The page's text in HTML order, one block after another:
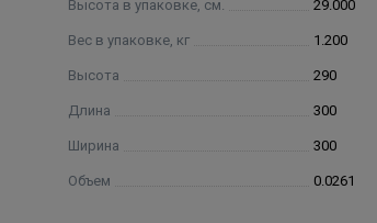
Высота в упаковке, см. 29.000
Вес в упаковке, кг 1.200
Высота 290
Длина 300
Ширина 300
Объем 0.0261